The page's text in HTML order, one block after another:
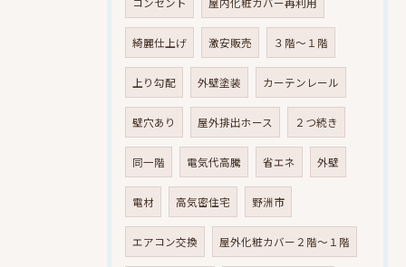
綺麗仕上げ 激安販売 ３階～１階
上り勾配 外壁塗装 カーテンレール
壁穴あり 屋外排出ホース ２つ続き
同一階 電気代高騰 省エネ 外壁
電材 高気密住宅 野洲市
エアコン交換 屋外化粧カバー２階～１階